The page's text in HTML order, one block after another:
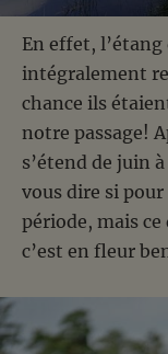
En effet, l’étang
intégralement
chance ils
notre passage!
s’étend de juin
vous dire si pour
période, mais ce
c’est en fleur